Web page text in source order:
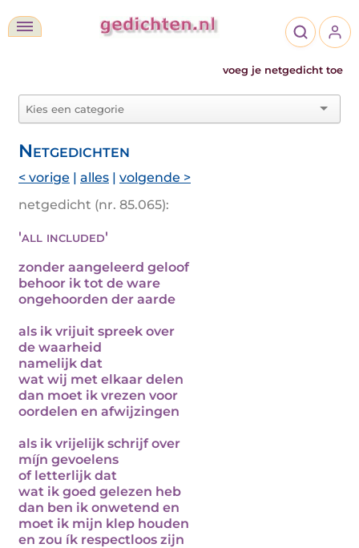
voeg je netgedicht toe
Netgedichten
< vorige | alles | volgende >
netgedicht (nr. 85.065):
'all included'
zonder aangeleerd geloof
behoor ik tot de ware
ongehoorden der aarde
als ik vrijuit spreek over
de waarheid
namelijk dat
wat wij met elkaar delen
dan moet ik vrezen voor
oordelen en afwijzingen
als ik vrijelijk schrijf over
míjn gevoelens
of letterlijk dat
wat ik goed gelezen heb
dan ben ik onwetend en
moet ik mijn klep houden
en zou ík respectloos zijn